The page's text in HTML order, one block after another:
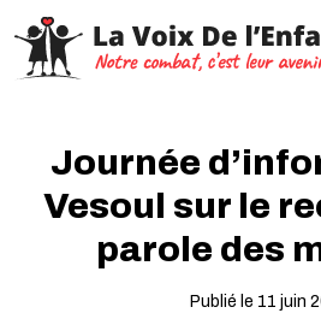
Journée
Vesoul sur le
parole des
Publié le 11 juin